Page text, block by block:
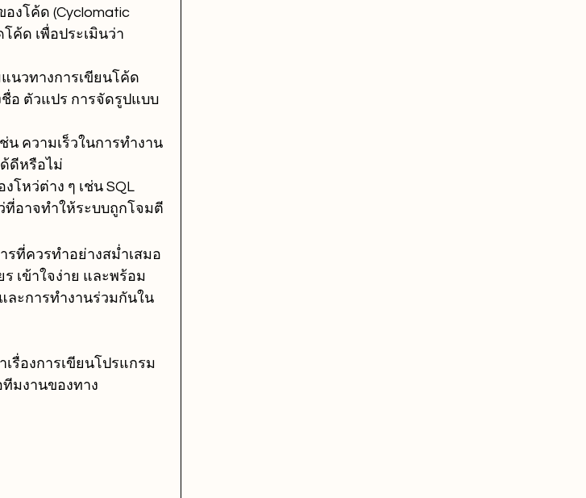
งโค้ด (Cyclomatic
ค้ด เพื่อประเมินว่า
นวทางการเขียนโค้ด
ชื่อ ตัวแปร การจัดรูปแบบ
ความเร็วในการทำงาน
ดีหรือไม่
โหว่ต่าง ๆ เช่น SQL
ที่อาจทำให้ระบบถูกโจมตี
รที่ควรทำอย่างสม่ำเสมอ
เข้าใจง่าย และพร้อม
ละการทำงานร่วมกันใน
รื่องการเขียนโปรแกรม
มงานของทาง